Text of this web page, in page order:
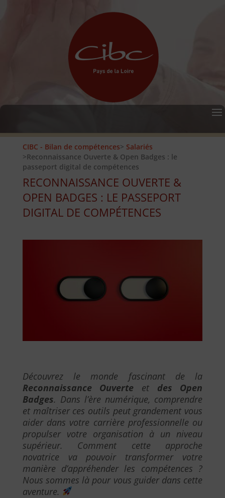
CIBC - Bilan de compétences> Salariés
>Reconnaissance Ouverte & Open Badges : le
passeport digital de compétences
RECONNAISSANCE OUVERTE &
OPEN BADGES : LE PASSEPORT
DIGITAL DE COMPÉTENCES
Découvrez le monde fascinant de la
Reconnaissance Ouverte et des Open
Badges. Dans l’ère numérique, comprendre
et maîtriser ces outils peut grandement vous
aider dans votre carrière professionnelle ou
propulser votre organisation à un niveau
supérieur. Comment cette approche
novatrice va pouvoir transformer votre
manière d’appréhender les compétences ?
Nous sommes là pour vous guider dans cette
aventure.